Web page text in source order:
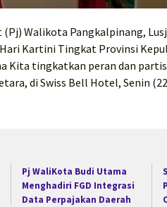
(Pj) Walikota Pangkalpinang,
Kartini Tingkat Provinsi
Kita tingkatkan peran dan
di Swiss Bell Hotel, Senin
Pj WaliKota Budi Utama
Menghadiri FGD Integrasi
Data Perpajakan Daerah